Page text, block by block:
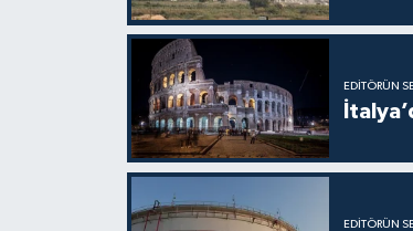
EDITÖRÜN
EDITÖRÜN